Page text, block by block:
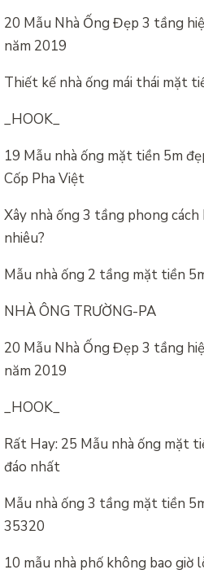
20 Mẫu Nhà Ống Đẹp 3 tầng
năm 2019
Thiết kế nhà ống mái thái mặt
_HOOK_
19 Mẫu nhà ống mặt tiền 5m
Cốp Pha Việt
Xây nhà ống 3 tầng phong
nhiêu?
Mẫu nhà ống 2 tầng mặt tiền
NHÀ ÔNG TRƯỜNG-PA
20 Mẫu Nhà Ống Đẹp 3 tầng
năm 2019
_HOOK_
Rất Hay: 25 Mẫu nhà ống mặt
đáo nhất
Mẫu nhà ống 3 tầng mặt tiền
35320
10 mẫu nhà phố không bao giờ